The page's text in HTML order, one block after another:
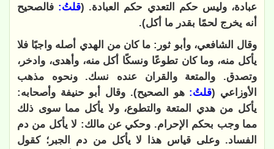
عبادة، وليس حكم التعدي حكم العبادة. (قلتُ: فالصحيح
أنه يخرج لحمًا بقدر ما أكل).
وقال الشافعي، وأبو ثور: ما كان من الهدي أصله واجبًا فلا
يأكل منه، وما كان تطوعًا ونسكًا أكل منه، وأهدى، وادخر،
وتصدق. والمتعة والقران عنده نسك. ونحوه مذهب
الأوزاعي (قلتُ: هو الصحيح). وقال أبو حنيفة وأصحابه:
يأكل من هدي المتعة والتطوع، ولا يأكل مما سوى ذلك
مما وجب بحكم الإحرام. وحكي عن مالك: لا يأكل من دم
الفساد. وعلى قياس هذا لا يأكل من دم الجبر؛ كقول